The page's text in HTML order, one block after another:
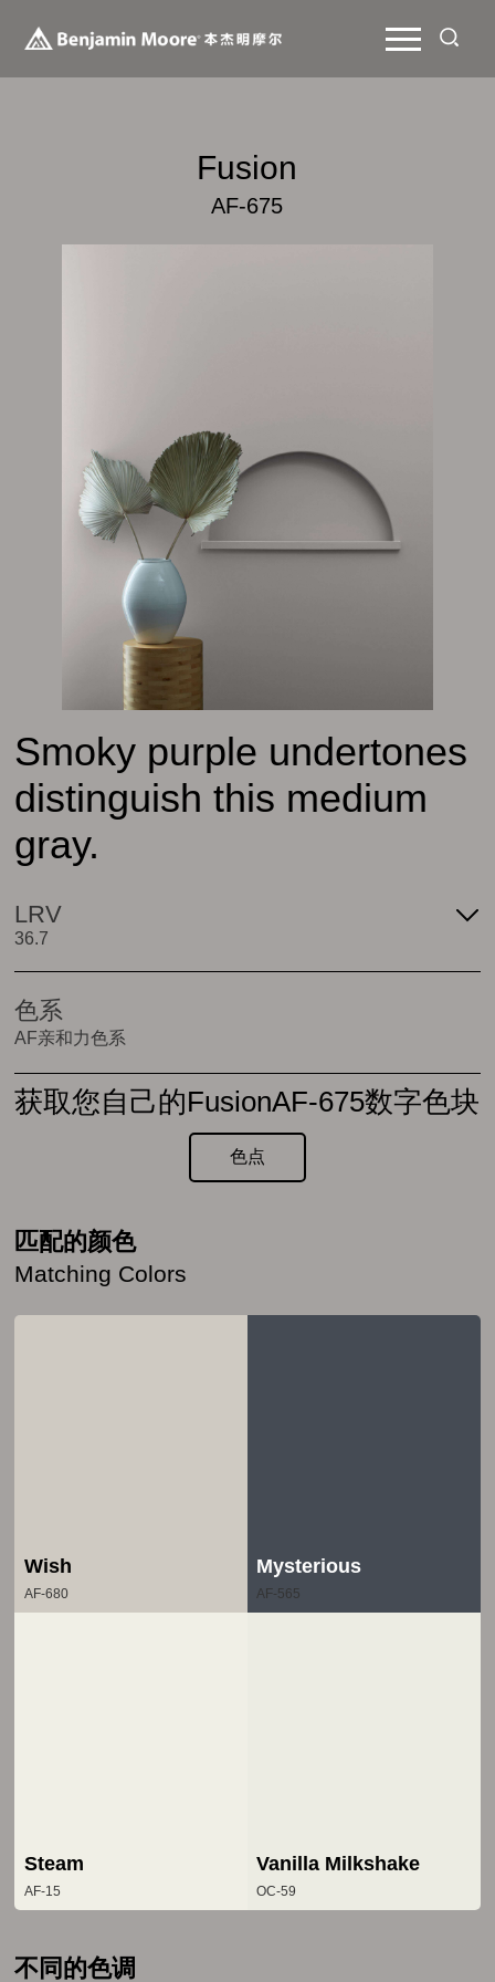
Fusion
AF-675
Smoky purple undertones
distinguish this medium
gray.
LRV
36.7
色系
AF亲和力色系
获取您自己的FusionAF-675数字色块
色点
匹配的颜色
Matching Colors
Wish
AF-680
Mysterious
AF-565
Steam
AF-15
Vanilla Milkshake
OC-59
不同的色调